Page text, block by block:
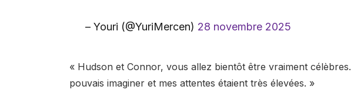
– Youri (@YuriMercen) 28 novembre 2025
« Hudson et Connor, vous allez bientôt être vraiment célèbres.
pouvais imaginer et mes attentes étaient très élevées. »